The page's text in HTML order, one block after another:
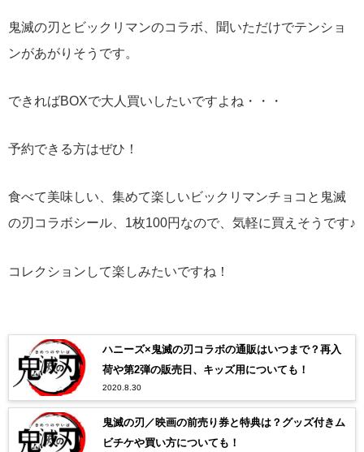
鬼滅の刃とビックリマンのコラボ、聞いただけでテンショ
ンがあがりそうです。
できればBOXで大人買いしたいですよね・・・
予約できる方はぜひ！
食べて美味しい、集めて楽しいビックリマンチョコと鬼滅
の刃コラボシール、1枚100円なので、気軽に買えそうです♪
コレクションして楽しみたいですね！
ハニーズ×鬼滅の刃コラボの通販はいつまで？再入
荷や第2弾の販売日、キッズ用についても！
2020.8.30
鬼滅の刃／映画の前売り券と特典は？グッズ付きム
ビチケや買い方についても！